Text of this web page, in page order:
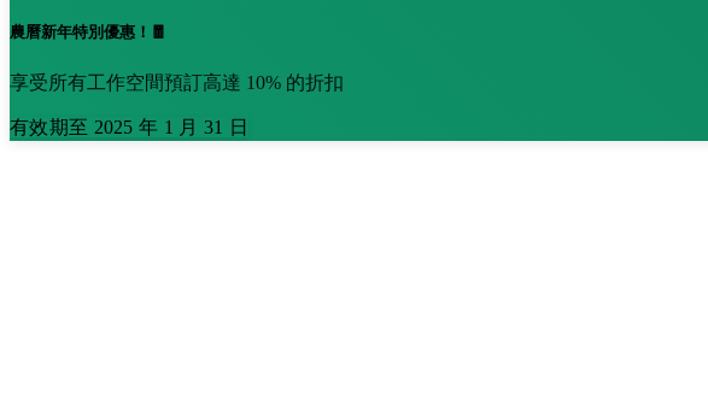
農曆新年特別優惠！🧧
享受所有工作空間預訂高達 10% 的折扣
有效期至 2025 年 1 月 31 日